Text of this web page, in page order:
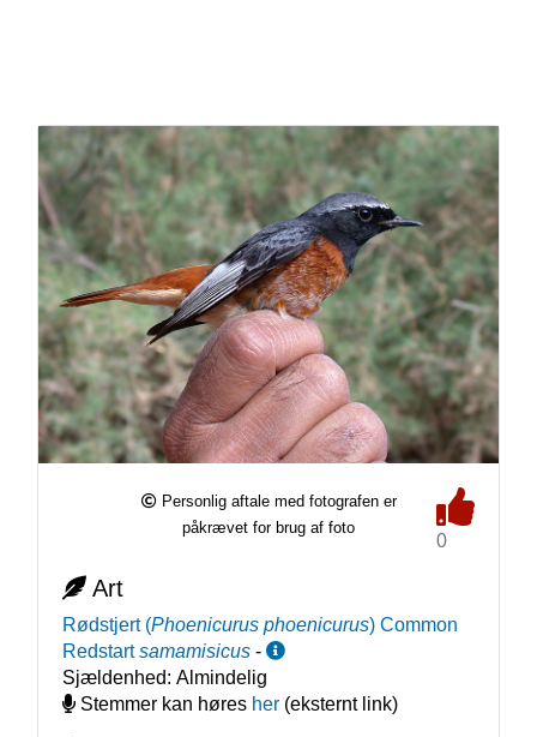
Personlig aftale med fotografen er
påkrævet for brug af foto
0
Art
Rødstjert (Phoenicurus phoenicurus) Common
Redstart samamisicus -
Sjældenhed: Almindelig
Stemmer kan høres her(eksternt link)